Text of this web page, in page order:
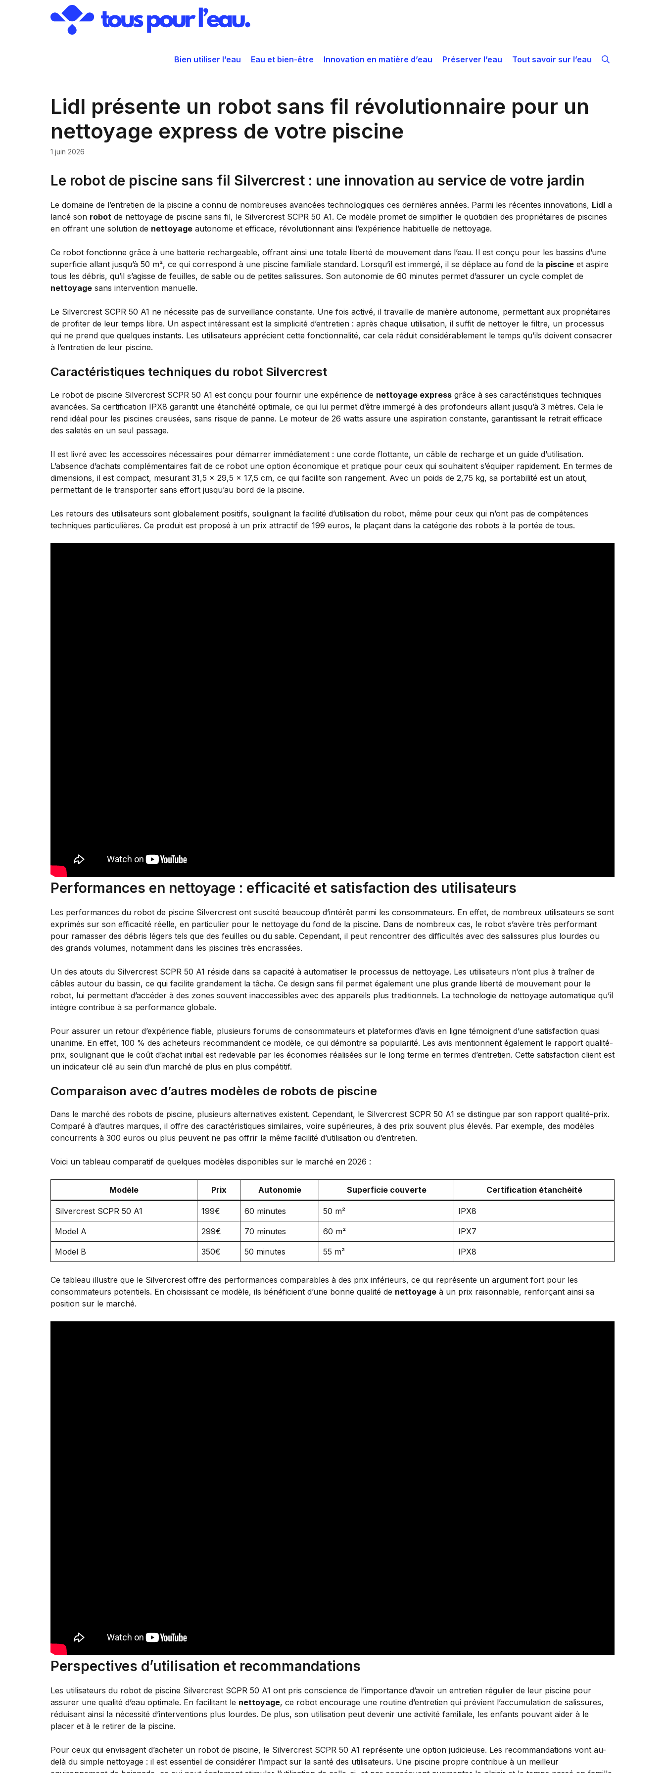
Bien utiliser l’eau Eau et bien-être Innovation en matière d’eau Préserver l’eau Tout savoir sur l’eau
Lidl présente un robot sans fil révolutionnaire pour un
nettoyage express de votre piscine
1 juin 2026
Le robot de piscine sans fil Silvercrest : une innovation au service de votre jardin
Le domaine de l’entretien de la piscine a connu de nombreuses avancées technologiques ces dernières années. Parmi les récentes innovations, Lidl a
lancé son robot de nettoyage de piscine sans fil, le Silvercrest SCPR 50 A1. Ce modèle promet de simplifier le quotidien des propriétaires de piscines
en offrant une solution de nettoyage autonome et efficace, révolutionnant ainsi l’expérience habituelle de nettoyage.
Ce robot fonctionne grâce à une batterie rechargeable, offrant ainsi une totale liberté de mouvement dans l’eau. Il est conçu pour les bassins d’une
superficie allant jusqu’à 50 m², ce qui correspond à une piscine familiale standard. Lorsqu’il est immergé, il se déplace au fond de la piscine et aspire
tous les débris, qu’il s’agisse de feuilles, de sable ou de petites salissures. Son autonomie de 60 minutes permet d’assurer un cycle complet de
nettoyage sans intervention manuelle.
Le Silvercrest SCPR 50 A1 ne nécessite pas de surveillance constante. Une fois activé, il travaille de manière autonome, permettant aux propriétaires
de profiter de leur temps libre. Un aspect intéressant est la simplicité d’entretien : après chaque utilisation, il suffit de nettoyer le filtre, un processus
qui ne prend que quelques instants. Les utilisateurs apprécient cette fonctionnalité, car cela réduit considérablement le temps qu’ils doivent consacrer
à l’entretien de leur piscine.
Caractéristiques techniques du robot Silvercrest
Le robot de piscine Silvercrest SCPR 50 A1 est conçu pour fournir une expérience de nettoyage express grâce à ses caractéristiques techniques
avancées. Sa certification IPX8 garantit une étanchéité optimale, ce qui lui permet d’être immergé à des profondeurs allant jusqu’à 3 mètres. Cela le
rend idéal pour les piscines creusées, sans risque de panne. Le moteur de 26 watts assure une aspiration constante, garantissant le retrait efficace
des saletés en un seul passage.
Il est livré avec les accessoires nécessaires pour démarrer immédiatement : une corde flottante, un câble de recharge et un guide d’utilisation.
L’absence d’achats complémentaires fait de ce robot une option économique et pratique pour ceux qui souhaitent s’équiper rapidement. En termes de
dimensions, il est compact, mesurant 31,5 x 29,5 x 17,5 cm, ce qui facilite son rangement. Avec un poids de 2,75 kg, sa portabilité est un atout,
permettant de le transporter sans effort jusqu’au bord de la piscine.
Les retours des utilisateurs sont globalement positifs, soulignant la facilité d’utilisation du robot, même pour ceux qui n’ont pas de compétences
techniques particulières. Ce produit est proposé à un prix attractif de 199 euros, le plaçant dans la catégorie des robots à la portée de tous.
Performances en nettoyage : efficacité et satisfaction des utilisateurs
Les performances du robot de piscine Silvercrest ont suscité beaucoup d’intérêt parmi les consommateurs. En effet, de nombreux utilisateurs se sont
exprimés sur son efficacité réelle, en particulier pour le nettoyage du fond de la piscine. Dans de nombreux cas, le robot s’avère très performant
pour ramasser des débris légers tels que des feuilles ou du sable. Cependant, il peut rencontrer des difficultés avec des salissures plus lourdes ou
des grands volumes, notamment dans les piscines très encrassées.
Un des atouts du Silvercrest SCPR 50 A1 réside dans sa capacité à automatiser le processus de nettoyage. Les utilisateurs n’ont plus à traîner de
câbles autour du bassin, ce qui facilite grandement la tâche. Ce design sans fil permet également une plus grande liberté de mouvement pour le
robot, lui permettant d’accéder à des zones souvent inaccessibles avec des appareils plus traditionnels. La technologie de nettoyage automatique qu’il
intègre contribue à sa performance globale.
Pour assurer un retour d’expérience fiable, plusieurs forums de consommateurs et plateformes d’avis en ligne témoignent d’une satisfaction quasi
unanime. En effet, 100 % des acheteurs recommandent ce modèle, ce qui démontre sa popularité. Les avis mentionnent également le rapport qualité-
prix, soulignant que le coût d’achat initial est redevable par les économies réalisées sur le long terme en termes d’entretien. Cette satisfaction client est
un indicateur clé au sein d’un marché de plus en plus compétitif.
Comparaison avec d’autres modèles de robots de piscine
Dans le marché des robots de piscine, plusieurs alternatives existent. Cependant, le Silvercrest SCPR 50 A1 se distingue par son rapport qualité-prix.
Comparé à d’autres marques, il offre des caractéristiques similaires, voire supérieures, à des prix souvent plus élevés. Par exemple, des modèles
concurrents à 300 euros ou plus peuvent ne pas offrir la même facilité d’utilisation ou d’entretien.
Voici un tableau comparatif de quelques modèles disponibles sur le marché en 2026 :
Modèle Prix Autonomie Superficie couverte Certification étanchéité
Silvercrest SCPR 50 A1 199€ 60 minutes 50 m² IPX8
Model A 299€ 70 minutes 60 m² IPX7
Model B 350€ 50 minutes 55 m² IPX8
Ce tableau illustre que le Silvercrest offre des performances comparables à des prix inférieurs, ce qui représente un argument fort pour les
consommateurs potentiels. En choisissant ce modèle, ils bénéficient d’une bonne qualité de nettoyage à un prix raisonnable, renforçant ainsi sa
position sur le marché.
Perspectives d’utilisation et recommandations
Les utilisateurs du robot de piscine Silvercrest SCPR 50 A1 ont pris conscience de l’importance d’avoir un entretien régulier de leur piscine pour
assurer une qualité d’eau optimale. En facilitant le nettoyage, ce robot encourage une routine d’entretien qui prévient l’accumulation de salissures,
réduisant ainsi la nécessité d’interventions plus lourdes. De plus, son utilisation peut devenir une activité familiale, les enfants pouvant aider à le
placer et à le retirer de la piscine.
Pour ceux qui envisagent d’acheter un robot de piscine, le Silvercrest SCPR 50 A1 représente une option judicieuse. Les recommandations vont au-
delà du simple nettoyage : il est essentiel de considérer l’impact sur la santé des utilisateurs. Une piscine propre contribue à un meilleur